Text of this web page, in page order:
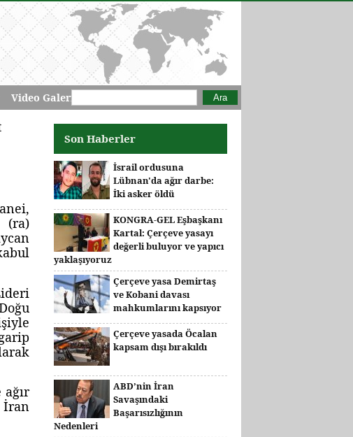
Video GaleriArama formu
Ara
İran
Son Haberler
İsrail ordusuna
Lübnan'da ağır darbe:
İki asker öldü
KONGRA-GEL Eşbaşkanı
Kartal: Çerçeve yasayı
değerli buluyor ve yapıcı
yaklaşıyoruz
Çerçeve yasa Demirtaş
ve Kobani davası
mahkumlarını kapsıyor
Çerçeve yasada Öcalan
kapsam dışı bırakıldı
ABD’nin İran
Savaşındaki
Başarısızlığının
Nedenleri